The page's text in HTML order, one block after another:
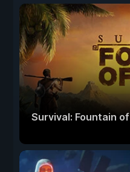
Survival: Fountain